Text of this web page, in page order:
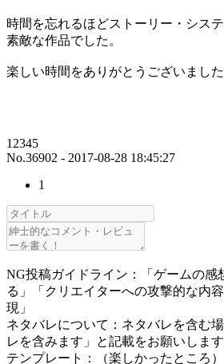
時間を忘れるほどストーリー・シス
素敵な作品でした。
楽しい時間をありがとうございました
12345
No.36902 - 2017-08-28 18:45:27
1
NG投稿ガイドライン：「ゲームの感
る」「クリエイターへの攻撃的な内
現」
ネタバレについて：ネタバレを含む
レを含みます」と記載をお願いします
テンプレート：（楽しかったところ